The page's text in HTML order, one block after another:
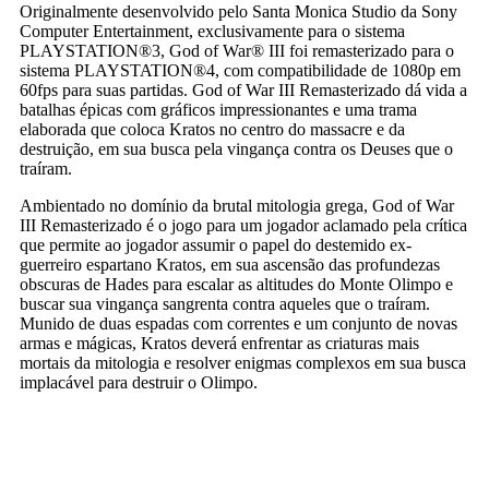
Originalmente desenvolvido pelo Santa Monica Studio da Sony
Computer Entertainment, exclusivamente para o sistema
PLAYSTATION®3, God of War® III foi remasterizado para o
sistema PLAYSTATION®4, com compatibilidade de 1080p em
60fps para suas partidas. God of War III Remasterizado dá vida a
batalhas épicas com gráficos impressionantes e uma trama
elaborada que coloca Kratos no centro do massacre e da
destruição, em sua busca pela vingança contra os Deuses que o
traíram.
Ambientado no domínio da brutal mitologia grega, God of War
III Remasterizado é o jogo para um jogador aclamado pela crítica
que permite ao jogador assumir o papel do destemido ex-
guerreiro espartano Kratos, em sua ascensão das profundezas
obscuras de Hades para escalar as altitudes do Monte Olimpo e
buscar sua vingança sangrenta contra aqueles que o traíram.
Munido de duas espadas com correntes e um conjunto de novas
armas e mágicas, Kratos deverá enfrentar as criaturas mais
mortais da mitologia e resolver enigmas complexos em sua busca
implacável para destruir o Olimpo.